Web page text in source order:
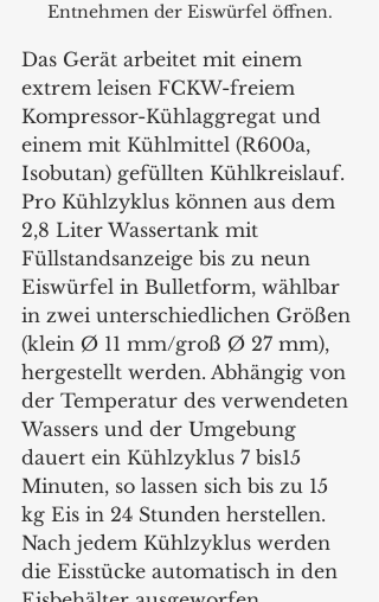
Entnehmen der Eiswürfel öffnen.
Das Gerät arbeitet mit einem
extrem leisen FCKW-freiem
Kompressor-Kühlaggregat und
einem mit Kühlmittel (R600a,
Isobutan) gefüllten Kühlkreislauf.
Pro Kühlzyklus können aus dem
2,8 Liter Wassertank mit
Füllstandsanzeige bis zu neun
Eiswürfel in Bulletform, wählbar
in zwei unterschiedlichen Größen
(klein Ø 11 mm/groß Ø 27 mm),
hergestellt werden. Abhängig von
der Temperatur des verwendeten
Wassers und der Umgebung
dauert ein Kühlzyklus 7 bis15
Minuten, so lassen sich bis zu 15
kg Eis in 24 Stunden herstellen.
Nach jedem Kühlzyklus werden
die Eisstücke automatisch in den